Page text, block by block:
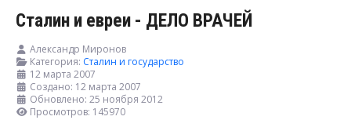
Сталин и евреи - ДЕЛО ВРАЧЕЙ
Александр Миронов
Категория: Сталин и государство
12 марта 2007
Создано: 12 марта 2007
Обновлено: 25 ноября 2012
Просмотров: 145970